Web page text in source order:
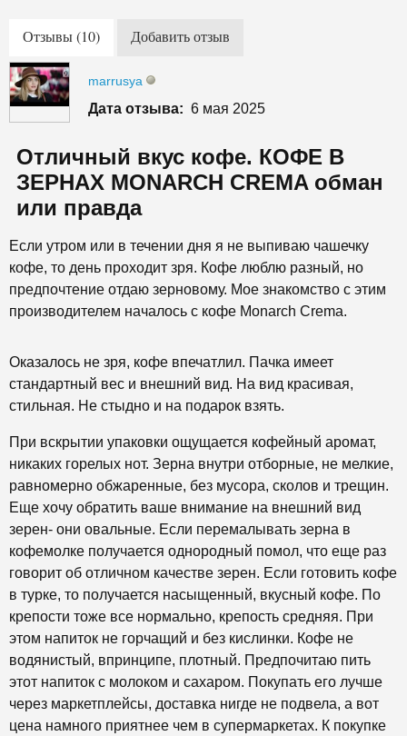
Отзывы (10) Добавить отзыв
marrusya
Дата отзыва: 6 мая 2025
Отличный вкус кофе. КОФЕ В
ЗЕРНАХ MONARCH CREMA обман
или правда
Если утром или в течении дня я не выпиваю чашечку
кофе, то день проходит зря. Кофе люблю разный, но
предпочтение отдаю зерновому. Мое знакомство с этим
производителем началось с кофе Monarch Crema.
Оказалось не зря, кофе впечатлил. Пачка имеет
стандартный вес и внешний вид. На вид красивая,
стильная. Не стыдно и на подарок взять.
При вскрытии упаковки ощущается кофейный аромат,
никаких горелых нот. Зерна внутри отборные, не мелкие,
равномерно обжаренные, без мусора, сколов и трещин.
Еще хочу обратить ваше внимание на внешний вид
зерен- они овальные. Если перемалывать зерна в
кофемолке получается однородный помол, что еще раз
говорит об отличном качестве зерен. Если готовить кофе
в турке, то получается насыщенный, вкусный кофе. По
крепости тоже все нормально, крепость средняя. При
этом напиток не горчащий и без кислинки. Кофе не
водянистый, впринципе, плотный. Предпочитаю пить
этот напиток с молоком и сахаром. Покупать его лучше
через маркетплейсы, доставка нигде не подвела, а вот
цена намного приятнее чем в супермаркетах. К покупке